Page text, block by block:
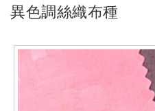
異色調絲織布種